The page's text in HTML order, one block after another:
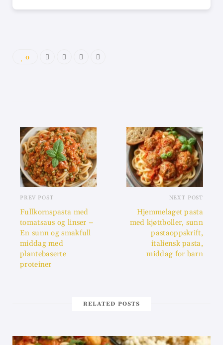
0
PREV POST
Fullkornspasta med
tomatsaus og linser –
En sunn og smakfull
middag med
plantebaserte
proteiner
NEXT POST
Hjemmelaget pasta
med kjøttboller, sunn
pastaoppskrift,
italiensk pasta,
middag for barn
RELATED POSTS